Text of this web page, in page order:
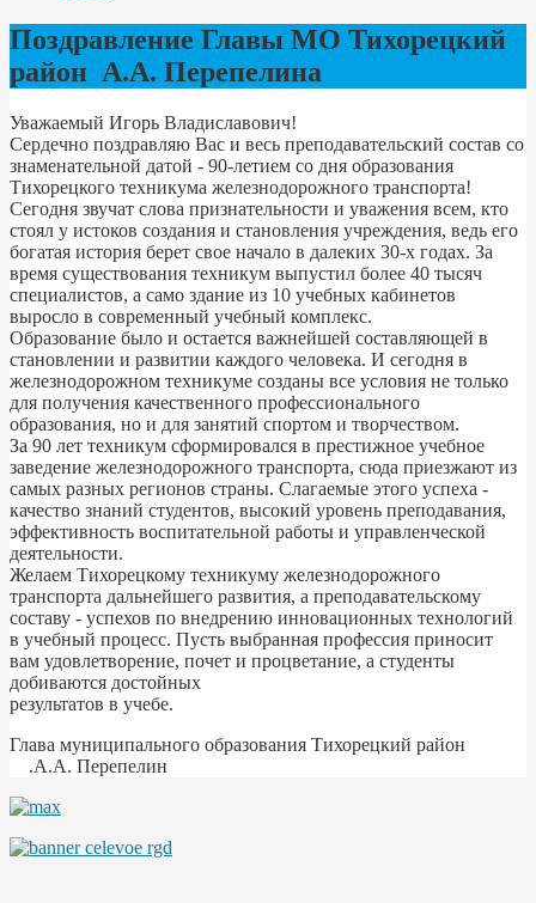
Поздравление Главы МО Тихорецкий
район А.А. Перепелина
Уважаемый Игорь Владиславович!
Сердечно поздравляю Вас и весь преподавательский состав со
знаменательной датой - 90-летием со дня образования
Тихорецкого техникума железнодорожного транспорта!
Сегодня звучат слова признательности и уважения всем, кто
стоял у истоков создания и становления учреждения, ведь его
богатая история берет свое начало в далеких 30-х годах. За
время существования техникум выпустил более 40 тысяч
специалистов, а само здание из 10 учебных кабинетов
выросло в современный учебный комплекс.
Образование было и остается важнейшей составляющей в
становлении и развитии каждого человека. И сегодня в
железнодорожном техникуме созданы все условия не только
для получения качественного профессионального
образования, но и для занятий спортом и творчеством.
За 90 лет техникум сформировался в престижное учебное
заведение железнодорожного транспорта, сюда приезжают из
самых разных регионов страны. Слагаемые этого успеха -
качество знаний студентов, высокий уровень преподавания,
эффективность воспитательной работы и управленческой
деятельности.
Желаем Тихорецкому техникуму железнодорожного
транспорта дальнейшего развития, а преподавательскому
составу - успехов по внедрению инновационных технологий
в учебный процесс. Пусть выбранная профессия приносит
вам удовлетворение, почет и процветание, а студенты
добиваются достойных
результатов в учебе.
Глава муниципального образования Тихорецкий район
.А.А. Перепелин